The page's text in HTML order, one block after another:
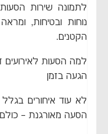
לתמונה שירות
נוחות ובטיחות,
הקטנים.
למה הסעות לאירועים
הגעה בזמן
לא עוד איחורים
הסעה מאורגנת – כולם